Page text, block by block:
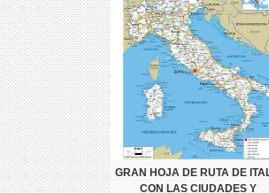
GRAN HOJA DE RUTA DE
CON LAS CIUDADES Y